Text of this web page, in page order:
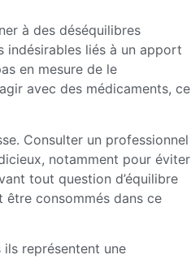
à des déséquilibres
indésirables liés à un apport
en mesure de le
avec des médicaments, ce
Consulter un professionnel
notamment pour éviter
tout question d’équilibre
être consommés dans ce
représentent une